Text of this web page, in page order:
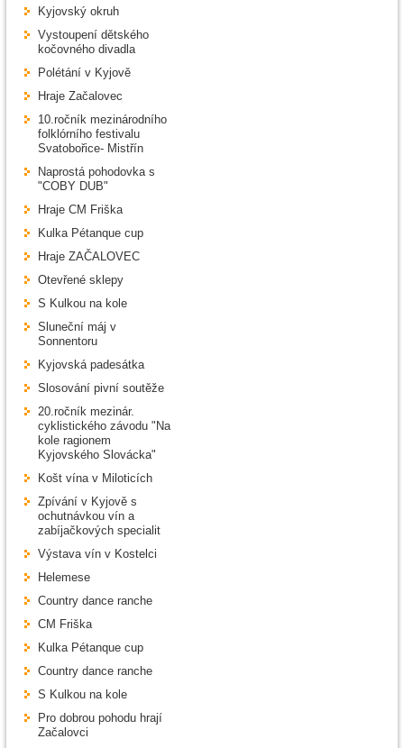
Kyjovský okruh
Vystoupení dětského
kočovného divadla
Polétání v Kyjově
Hraje Začalovec
10.ročník mezinárodního
folklórního festivalu
Svatobořice- Mistřín
Naprostá pohodovka s
"COBY DUB"
Hraje CM Friška
Kulka Pétanque cup
Hraje ZAČALOVEC
Otevřené sklepy
S Kulkou na kole
Sluneční máj v
Sonnentoru
Kyjovská padesátka
Slosování pivní soutěže
20.ročník mezinár.
cyklistického závodu "Na
kole ragionem
Kyjovského Slovácka"
Košt vína v Miloticích
Zpívání v Kyjově s
ochutnávkou vín a
zabíjačkových specialit
Výstava vín v Kostelci
Helemese
Country dance ranche
CM Friška
Kulka Pétanque cup
Country dance ranche
S Kulkou na kole
Pro dobrou pohodu hrají
Začalovci